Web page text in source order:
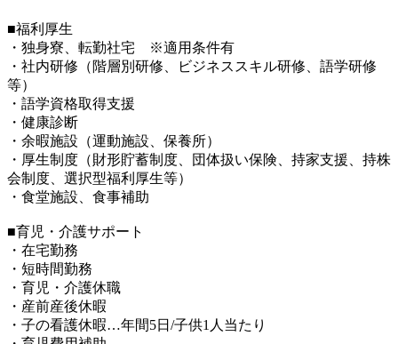
■福利厚生
・独身寮、転勤社宅 ※適用条件有
・社内研修（階層別研修、ビジネススキル研修、語学研修
等）
・語学資格取得支援
・健康診断
・余暇施設（運動施設、保養所）
・厚生制度（財形貯蓄制度、団体扱い保険、持家支援、持株
会制度、選択型福利厚生等）
・食堂施設、食事補助
■育児・介護サポート
・在宅勤務
・短時間勤務
・育児・介護休職
・産前産後休暇
・子の看護休暇…年間5日/子供1人当たり